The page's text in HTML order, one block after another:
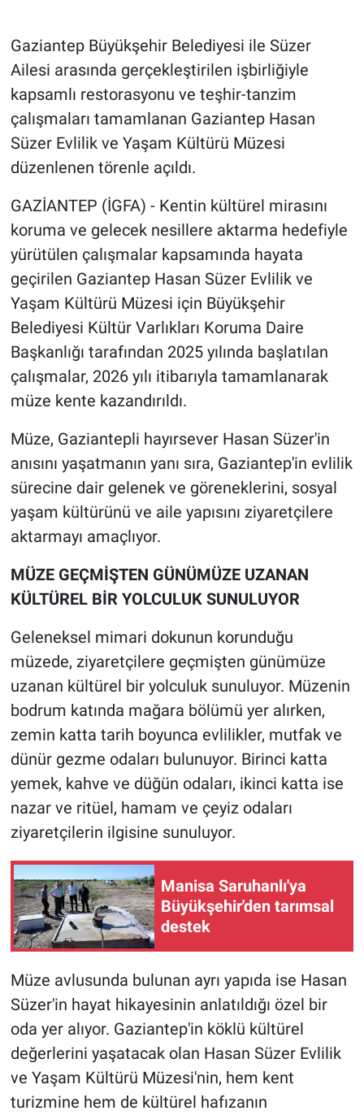
Gaziantep Büyükşehir Belediyesi ile Süzer
Ailesi arasında gerçekleştirilen işbirliğiyle
kapsamlı restorasyonu ve teşhir-tanzim
çalışmaları tamamlanan Gaziantep Hasan
Süzer Evlilik ve Yaşam Kültürü Müzesi
düzenlenen törenle açıldı.
GAZİANTEP (İGFA) - Kentin kültürel mirasını
koruma ve gelecek nesillere aktarma hedefiyle
yürütülen çalışmalar kapsamında hayata
geçirilen Gaziantep Hasan Süzer Evlilik ve
Yaşam Kültürü Müzesi için Büyükşehir
Belediyesi Kültür Varlıkları Koruma Daire
Başkanlığı tarafından 2025 yılında başlatılan
çalışmalar, 2026 yılı itibarıyla tamamlanarak
müze kente kazandırıldı.
Müze, Gaziantepli hayırsever Hasan Süzer'in
anısını yaşatmanın yanı sıra, Gaziantep'in evlilik
sürecine dair gelenek ve göreneklerini, sosyal
yaşam kültürünü ve aile yapısını ziyaretçilere
aktarmayı amaçlıyor.
MÜZE GEÇMİŞTEN GÜNÜMÜZE UZANAN
KÜLTÜREL BİR YOLCULUK SUNULUYOR
Geleneksel mimari dokunun korunduğu
müzede, ziyaretçilere geçmişten günümüze
uzanan kültürel bir yolculuk sunuluyor. Müzenin
bodrum katında mağara bölümü yer alırken,
zemin katta tarih boyunca evlilikler, mutfak ve
dünür gezme odaları bulunuyor. Birinci katta
yemek, kahve ve düğün odaları, ikinci katta ise
nazar ve ritüel, hamam ve çeyiz odaları
ziyaretçilerin ilgisine sunuluyor.
Manisa Saruhanlı'ya
Büyükşehir'den tarımsal
destek
Müze avlusunda bulunan ayrı yapıda ise Hasan
Süzer'in hayat hikayesinin anlatıldığı özel bir
oda yer alıyor. Gaziantep'in köklü kültürel
değerlerini yaşatacak olan Hasan Süzer Evlilik
ve Yaşam Kültürü Müzesi'nin, hem kent
turizmine hem de kültürel hafızanın